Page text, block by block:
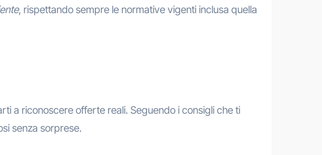
, rispettando sempre le normative vigenti inclusa quella
a riconoscere offerte reali. Seguendo i consigli che ti
senza sorprese.